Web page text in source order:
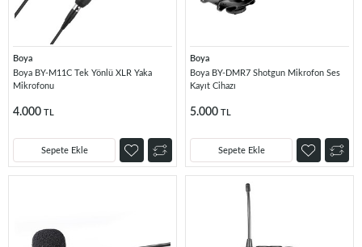
Boya
Boya BY-M11C Tek Yönlü XLR Yaka
Mikrofonu
4.000 TL
Sepete Ekle
Boya
Boya BY-DMR7 Shotgun Mikrofon Ses
Kayıt Cihazı
5.000 TL
Sepete Ekle